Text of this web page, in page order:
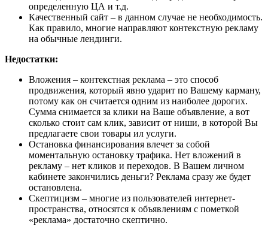
определенную ЦА и т.д.
Качественный сайт – в данном случае не необходимость.
Как правило, многие направляют контекстную рекламу
на обычные лендинги.
Недостатки:
Вложения – контекстная реклама – это способ
продвижения, который явно ударит по Вашему карману,
потому как он считается одним из наиболее дорогих.
Сумма снимается за клики на Ваше объявление, а вот
сколько стоит сам клик, зависит от ниши, в которой Вы
предлагаете свои товары ил услуги.
Остановка финансирования влечет за собой
моментальную остановку трафика. Нет вложений в
рекламу – нет кликов и переходов. В Вашем личном
кабинете закончились деньги? Реклама сразу же будет
остановлена.
Скептицизм – многие из пользователей интернет-
пространства, относятся к объявлениям с пометкой
«реклама» достаточно скептично.